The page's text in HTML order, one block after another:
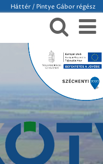
Háttér / Pintye Gábor régész